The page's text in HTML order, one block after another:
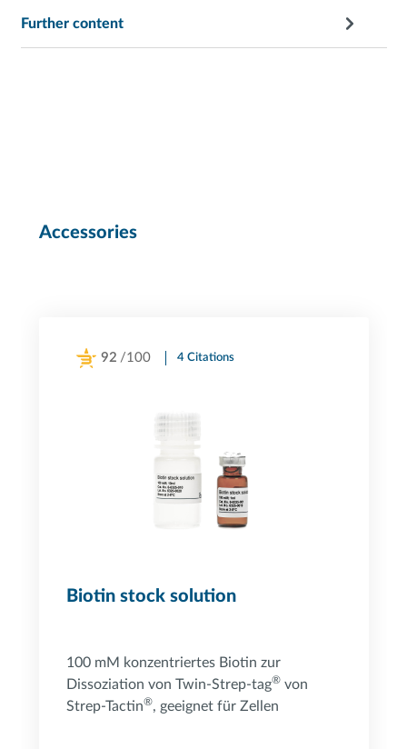
Further content
Accessories
92 /100 4 Citations
Biotin stock solution
100 mM konzentriertes Biotin zur
Dissoziation von Twin-Strep-tag®von
Strep-Tactin®, geeignet für Zellen